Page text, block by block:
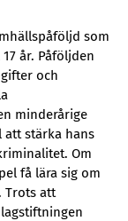
som
år. Påföljden
och
minderårige
att stärka hans
Om
få lära sig om
Trots att